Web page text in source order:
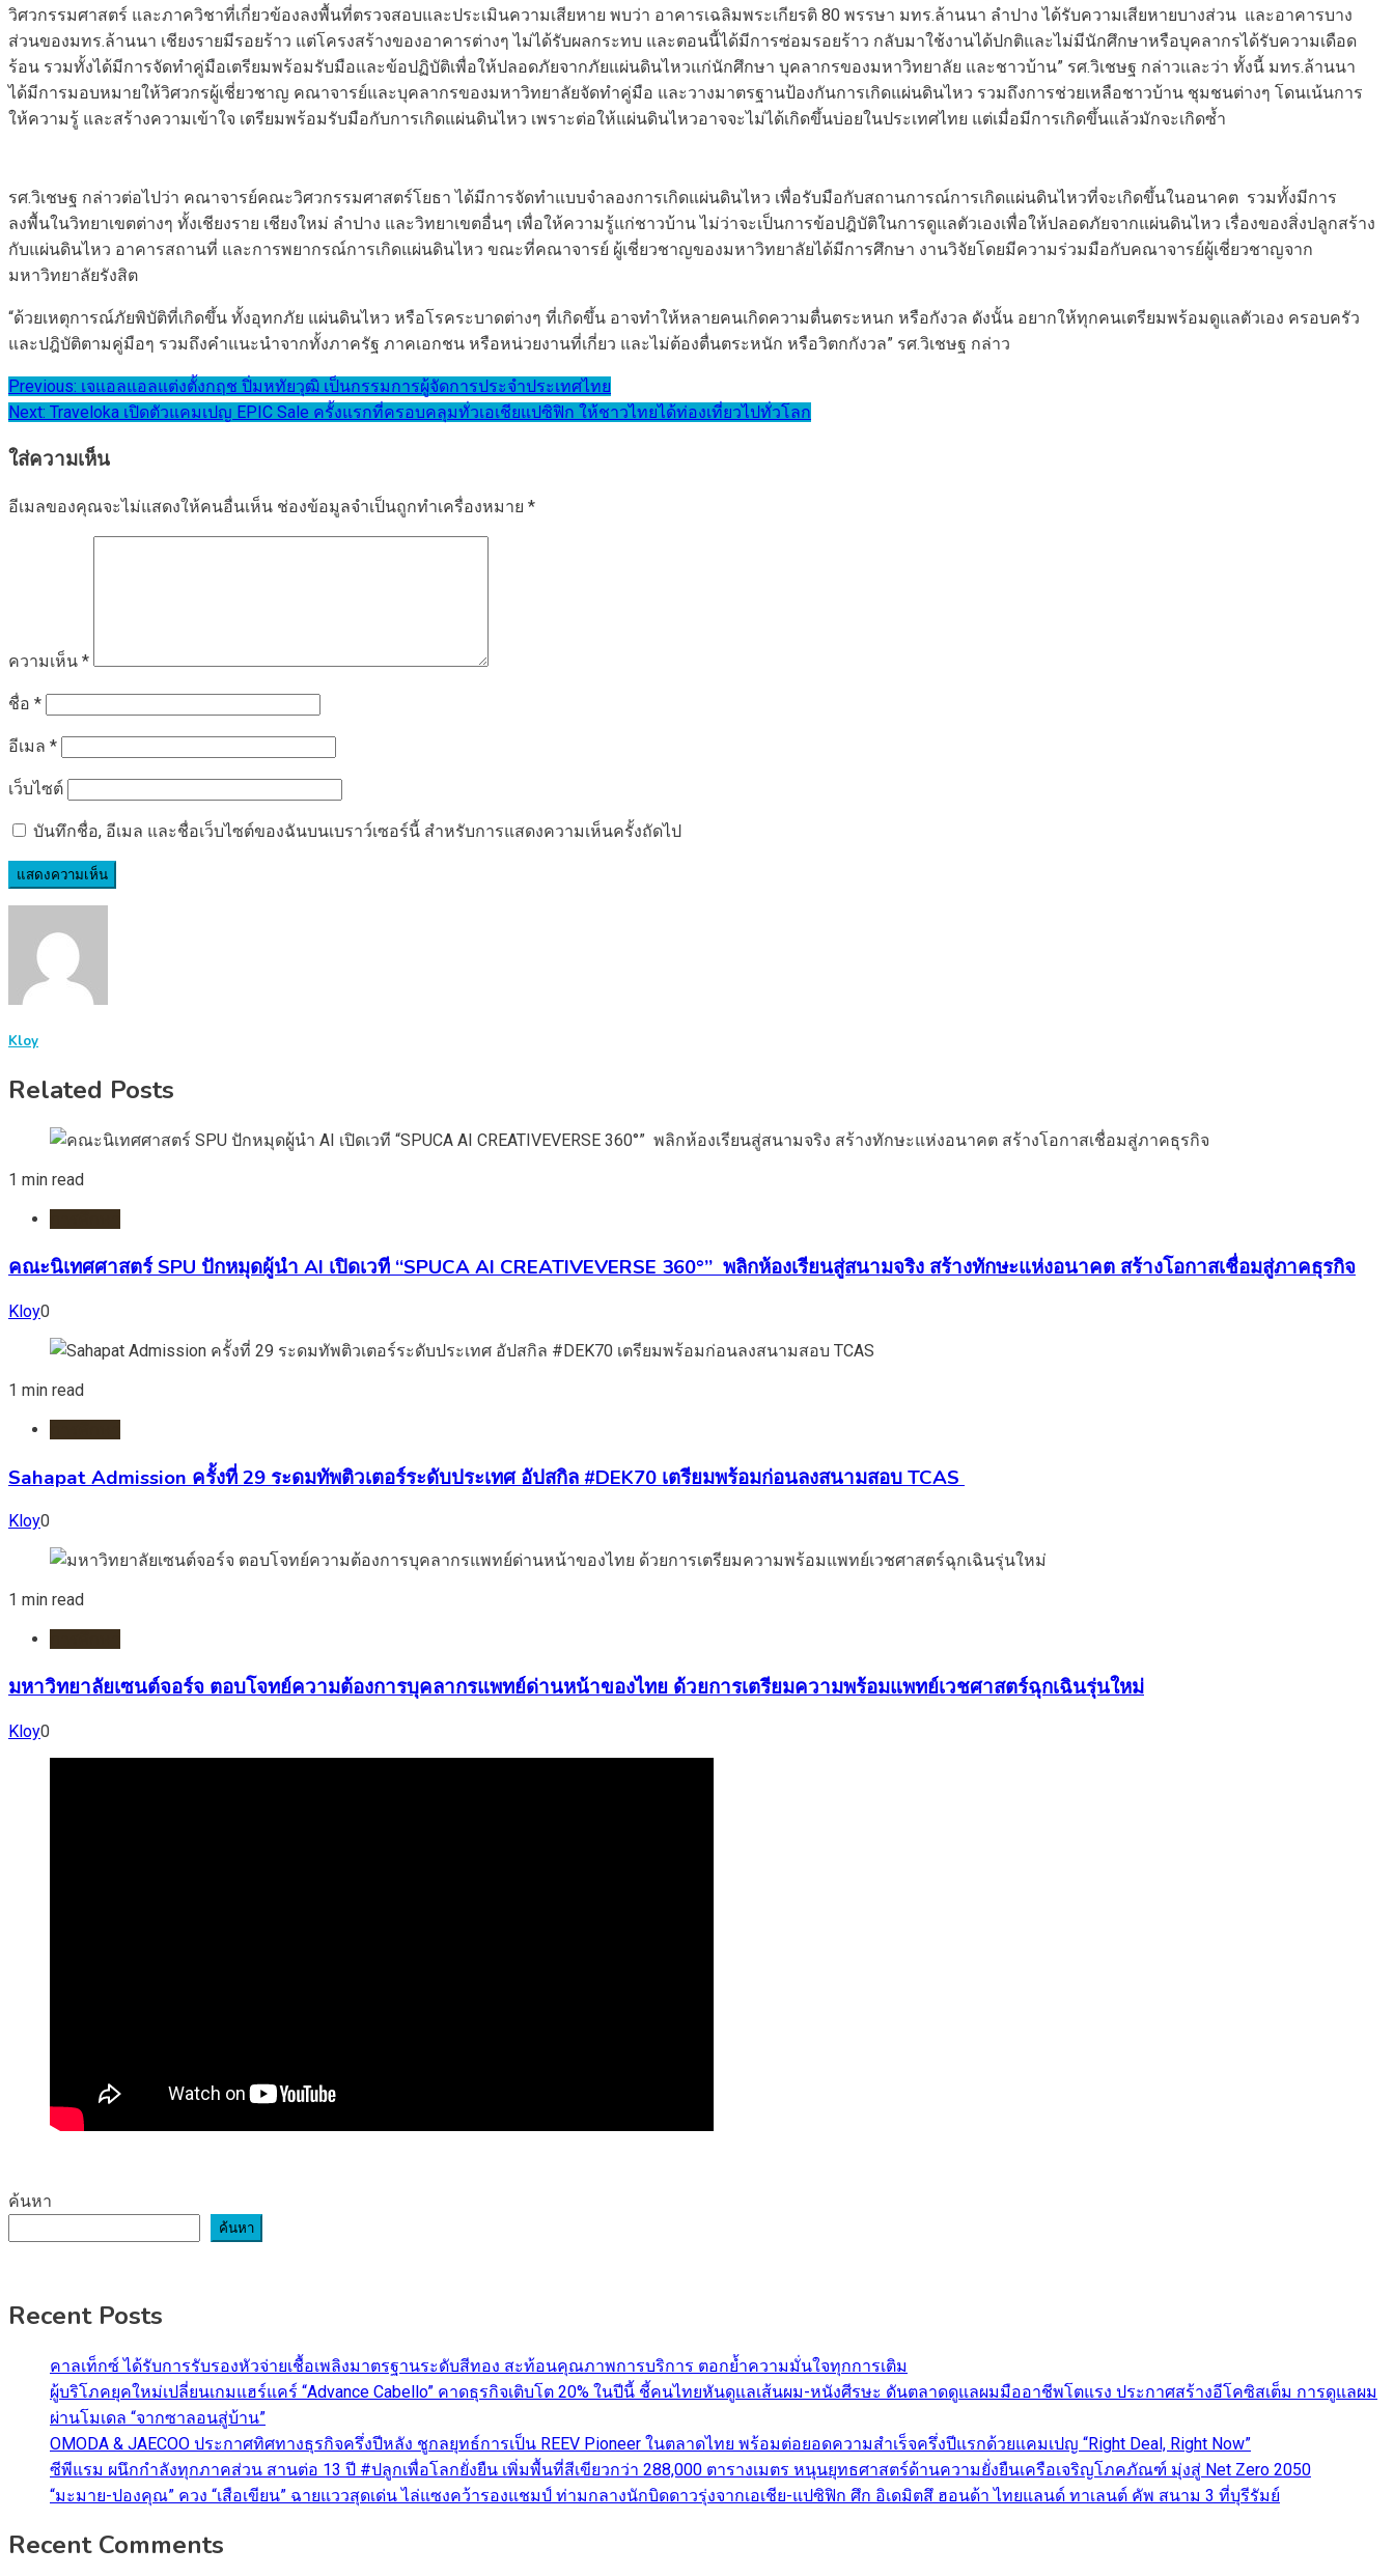
วิศวกรรมศาสตร์ และภาควิชาที่เกี่ยวข้องลงพื้นที่ตรวจสอบและประเมินความเสียหาย พบว่า อาคารเฉลิมพระเกียรติ 80 พรรษา มทร.ล้านนา ลำปาง ได้รับความเสียหายบางส่วน และอาคารบาง
ส่วนของมทร.ล้านนา เชียงรายมีรอยร้าว แต่โครงสร้างของอาคารต่างๆ ไม่ได้รับผลกระทบ และตอนนี้ได้มีการซ่อมรอยร้าว กลับมาใช้งานได้ปกติและไม่มีนักศึกษาหรือบุคลากรได้รับความเดือด
ร้อน รวมทั้งได้มีการจัดทำคู่มือเตรียมพร้อมรับมือและข้อปฏิบัติเพื่อให้ปลอดภัยจากภัยแผ่นดินไหวแก่นักศึกษา บุคลากรของมหาวิทยาลัย และชาวบ้าน” รศ.วิเชษฐ กล่าวและว่า ทั้งนี้ มทร.ล้านนา
ได้มีการมอบหมายให้วิศวกรผู้เชี่ยวชาญ คณาจารย์และบุคลากรของมหาวิทยาลัยจัดทำคู่มือ และวางมาตรฐานป้องกันการเกิดแผ่นดินไหว รวมถึงการช่วยเหลือชาวบ้าน ชุมชนต่างๆ โดนเน้นการ
ให้ความรู้ และสร้างความเข้าใจ เตรียมพร้อมรับมือกับการเกิดแผ่นดินไหว เพราะต่อให้แผ่นดินไหวอาจจะไม่ได้เกิดขึ้นบ่อยในประเทศไทย แต่เมื่อมีการเกิดขึ้นแล้วมักจะเกิดซ้ำ
รศ.วิเชษฐ กล่าวต่อไปว่า คณาจารย์คณะวิศวกรรมศาสตร์โยธา ได้มีการจัดทำแบบจำลองการเกิดแผ่นดินไหว เพื่อรับมือกับสถานการณ์การเกิดแผ่นดินไหวที่จะเกิดขึ้นในอนาคต รวมทั้งมีการ
ลงพื้นในวิทยาเขตต่างๆ ทั้งเชียงราย เชียงใหม่ ลำปาง และวิทยาเขตอื่นๆ เพื่อให้ความรู้แก่ชาวบ้าน ไม่ว่าจะเป็นการข้อปฎิบัติในการดูแลตัวเองเพื่อให้ปลอดภัยจากแผ่นดินไหว เรื่องของสิ่งปลูกสร้าง
กับแผ่นดินไหว อาคารสถานที่ และการพยากรณ์การเกิดแผ่นดินไหว ขณะที่คณาจารย์ ผู้เชี่ยวชาญของมหาวิทยาลัยได้มีการศึกษา งานวิจัยโดยมีความร่วมมือกับคณาจารย์ผู้เชี่ยวชาญจาก
มหาวิทยาลัยรังสิต
“ด้วยเหตุการณ์ภัยพิบัติที่เกิดขึ้น ทั้งอุทกภัย แผ่นดินไหว หรือโรคระบาดต่างๆ ที่เกิดขึ้น อาจทำให้หลายคนเกิดความตื่นตระหนก หรือกังวล ดังนั้น อยากให้ทุกคนเตรียมพร้อมดูแลตัวเอง ครอบครัว
และปฎิบัติตามคู่มือๆ รวมถึงคำแนะนำจากทั้งภาครัฐ ภาคเอกชน หรือหน่วยงานที่เกี่ยว และไม่ต้องตื่นตระหนัก หรือวิตกกังวล” รศ.วิเชษฐ กล่าว
แนะแนว
เรื่อง
Previous: เจแอลแอลแต่งตั้งกฤช ปิ่มหทัยวุฒิ เป็นกรรมการผู้จัดการประจำประเทศไทย
Next: Traveloka เปิดตัวแคมเปญ EPIC Sale ครั้งแรกที่ครอบคลุมทั่วเอเชียแปซิฟิก ให้ชาวไทยได้ท่องเที่ยวไปทั่วโลก
ใส่ความเห็น
อีเมลของคุณจะไม่แสดงให้คนอื่นเห็น ช่องข้อมูลจำเป็นถูกทำเครื่องหมาย *
ความเห็น *
ชื่อ *
อีเมล *
เว็บไซต์
บันทึกชื่อ, อีเมล และชื่อเว็บไซต์ของฉันบนเบราว์เซอร์นี้ สำหรับการแสดงความเห็นครั้งถัดไป
Kloy
Related Posts
1 min read
คณะนิเทศศาสตร์ SPU ปักหมุดผู้นำ AI เปิดเวที “SPUCA AI CREATIVEVERSE 360°” พลิกห้องเรียนสู่สนามจริง สร้างทักษะแห่งอนาคต สร้างโอกาสเชื่อมสู่ภาคธุรกิจ
Kloy0
1 min read
Sahapat Admission ครั้งที่ 29 ระดมทัพติวเตอร์ระดับประเทศ อัปสกิล #DEK70 เตรียมพร้อมก่อนลงสนามสอบ TCAS
Kloy0
1 min read
มหาวิทยาลัยเซนต์จอร์จ ตอบโจทย์ความต้องการบุคลากรแพทย์ด่านหน้าของไทย ด้วยการเตรียมความพร้อมแพทย์เวชศาสตร์ฉุกเฉินรุ่นใหม่
Kloy0
ค้นหา
ค้นหา
Recent Posts
คาลเท็กซ์ ได้รับการรับรองหัวจ่ายเชื้อเพลิงมาตรฐานระดับสีทอง สะท้อนคุณภาพการบริการ ตอกย้ำความมั่นใจทุกการเติม
ผู้บริโภคยุคใหม่เปลี่ยนเกมแฮร์แคร์ “Advance Cabello” คาดธุรกิจเติบโต 20% ในปีนี้ ชี้คนไทยหันดูแลเส้นผม-หนังศีรษะ ดันตลาดดูแลผมมืออาชีพโตแรง ประกาศสร้างอีโคซิสเต็ม การดูแลผม
ผ่านโมเดล “จากซาลอนสู่บ้าน”
OMODA & JAECOO ประกาศทิศทางธุรกิจครึ่งปีหลัง ชูกลยุทธ์การเป็น REEV Pioneer ในตลาดไทย พร้อมต่อยอดความสำเร็จครึ่งปีแรกด้วยแคมเปญ “Right Deal, Right Now”
ซีพีแรม ผนึกกำลังทุกภาคส่วน สานต่อ 13 ปี #ปลูกเพื่อโลกยั่งยืน เพิ่มพื้นที่สีเขียวกว่า 288,000 ตารางเมตร หนุนยุทธศาสตร์ด้านความยั่งยืนเครือเจริญโภคภัณฑ์ มุ่งสู่ Net Zero 2050
“มะมาย-ปองคุณ” ควง “เสือเขียน” ฉายแววสุดเด่น ไล่แซงคว้ารองแชมป์ ท่ามกลางนักบิดดาวรุ่งจากเอเชีย-แปซิฟิก ศึก อิเดมิตสึ ฮอนด้า ไทยแลนด์ ทาเลนต์ คัพ สนาม 3 ที่บุรีรัมย์
Recent Comments